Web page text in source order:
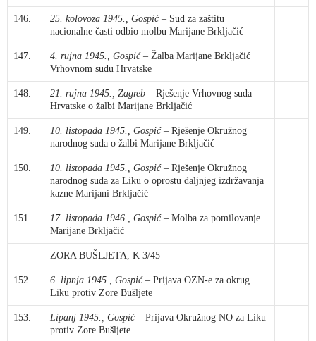
146. 25. kolovoza 1945., Gospić – Sud za zaštitu
nacionalne časti odbio molbu Marijane Brkljačić
147. 4. rujna 1945., Gospić – Žalba Marijane Brkljačić
Vrhovnom sudu Hrvatske
148. 21. rujna 1945., Zagreb – Rješenje Vrhovnog suda
Hrvatske o žalbi Marijane Brkljačić
149. 10. listopada 1945., Gospić – Rješenje Okružnog
narodnog suda o žalbi Marijane Brkljačić
150. 10. listopada 1945., Gospić – Rješenje Okružnog
narodnog suda za Liku o oprostu daljnjeg izdržavanja
kazne Marijani Brkljačić
151. 17. listopada 1946., Gospić – Molba za pomilovanje
Marijane Brkljačić
ZORA BUŠLJETA, K 3/45
152. 6. lipnja 1945., Gospić – Prijava OZN-e za okrug
Liku protiv Zore Bušljete
153. Lipanj 1945., Gospić – Prijava Okružnog NO za Liku
protiv Zore Bušljete